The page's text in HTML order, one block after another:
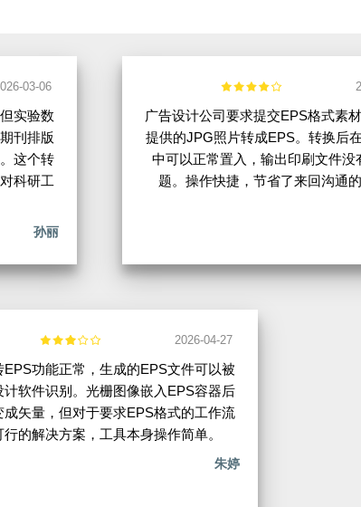
03-06
实验数
刊排版
这个转
科研工
孙丽
广告设计公司要求提交EPS格式素
提供的JPG照片转成EPS。转换后
中可以正常置入，输出印刷文件没
题。操作快捷，节省了来回沟通的
2026-04-27
EPS功能正常，生成的EPS文件可以被
计软件识别。光栅图像嵌入EPS容器后
成矢量，但对于要求EPS格式的工作流
行的解决方案，工具本身操作简单。
朱婷